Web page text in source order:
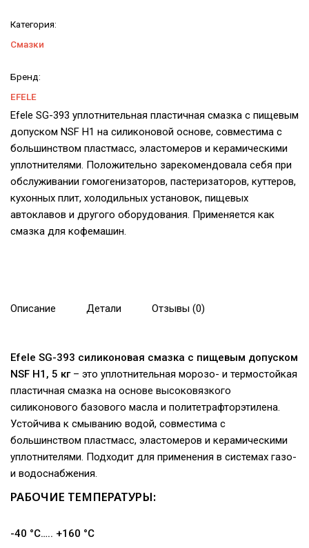
Категория:
Смазки
Бренд:
EFELE
Efele SG-393 уплотнительная пластичная смазка с пищевым
допуском NSF H1 на силиконовой основе, совместима с
большинством пластмасс, эластомеров и керамическими
уплотнителями. Положительно зарекомендовала себя при
обслуживании гомогенизаторов, пастеризаторов, куттеров,
кухонных плит, холодильных установок, пищевых
автоклавов и другого оборудования. Применяется как
смазка для кофемашин.
Описание Детали Отзывы (0)
Efele SG-393 силиконовая смазка с пищевым допуском
NSF H1, 5 кг– это уплотнительная морозо- и термостойкая
пластичная смазка на основе высоковязкого
силиконового базового масла и политетрафторэтилена.
Устойчива к смыванию водой, совместима с
большинством пластмасс, эластомеров и керамическими
уплотнителями. Подходит для применения в системах газо-
и водоснабжения.
РАБОЧИЕ ТЕМПЕРАТУРЫ:
-40 °C….. +160 °C